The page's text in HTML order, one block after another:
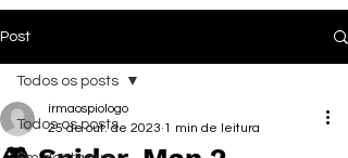
Post
Todos os posts
Todos os posts
irmaospiologo
25 de out. de 2023 1 min de leitura